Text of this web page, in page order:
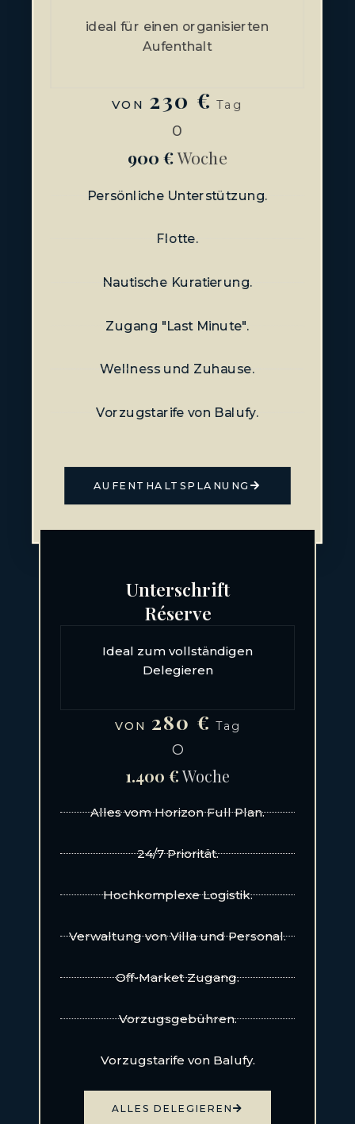
ideal für einen organisierten
Aufenthalt
VON230 € Tag
O
900 €Woche
Persönliche Unterstützung.
Flotte.
Nautische Kuratierung.
Zugang "Last Minute".
Wellness und Zuhause.
Vorzugstarife von Balufy.
AUFENTHALTSPLANUNG
Unterschrift
Réserve
Ideal zum vollständigen
Delegieren
VON 280 € Tag
O
1.400 €Woche
Alles vom Horizon Full Plan.
24/7 Priorität.
Hochkomplexe Logistik.
Verwaltung von Villa und Personal.
Off-Market Zugang.
Vorzugsgebühren.
Vorzugstarife von Balufy.
ALLES DELEGIEREN